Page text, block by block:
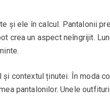
și ele în calcul. Pantalonii
crea un aspect neîngrijit.
contextul ținutei. În moda
pantalonilor. Unele